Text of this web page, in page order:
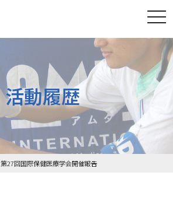
活動履歴
第27回国際保健医療学会開催報告